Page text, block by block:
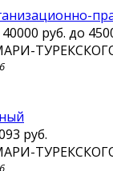
40000 руб. до
руб.